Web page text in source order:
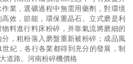
業，選礦過程中無需用藥劑，對環境
效，節能，環保重晶石。立式磨是利
料進行料床粉碎，并靠氣流將磨細的
，粗粉落入磨盤重新被粉碎；成品風
紀，各行各業都得到充分的發展，制
道路。河南粉碎機價格